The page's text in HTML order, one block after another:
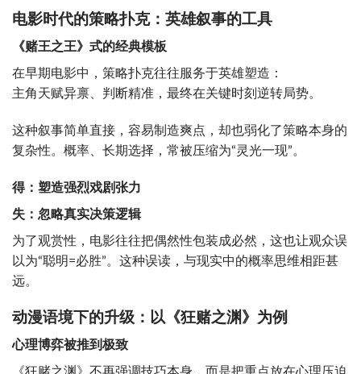
电影时代的策略扑克：英雄叙事的工具
《赌王之王》式的经典模板
在早期电影中，策略扑克往往服务于英雄塑造：
主角天赋异禀、判断精准，最终在关键时刻逆转局势。
这种叙事简单直接，容易制造爽点，却也弱化了策略本身的
复杂性。概率、长期选择，常被压缩为“灵光一现”。
得：塑造强烈戏剧张力
失：忽略真实决策逻辑
为了观赏性，电影往往把偶然性包装成必然，这也让观众误
以为“聪明=必胜”。这种误读，与现实中的概率思维相距甚
远。
动漫语境下的升级：以《狂赌之渊》为例
心理博弈被推到极致